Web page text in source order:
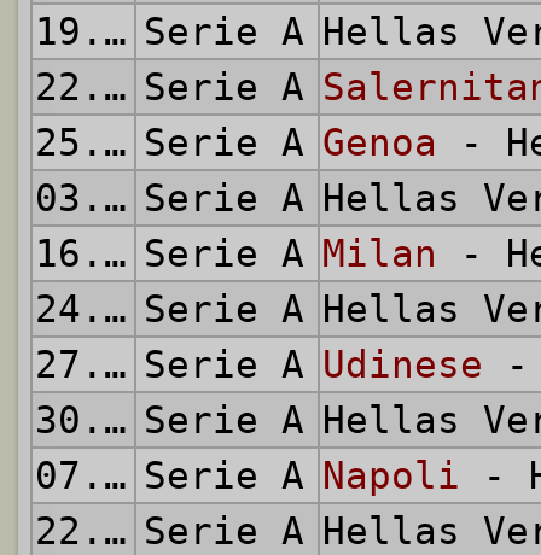
19.09.2021 Serie A Hellas
22.09.2021 Serie A
25.09.2021 Serie A Genoa -
03.10.2021 Serie A Hellas
16.10.2021 Serie A Milan -
24.10.2021 Serie A Hellas
27.10.2021 Serie A Udinese -
30.10.2021 Serie A Hellas
07.11.2021 Serie A Napoli -
22.11.2021 Serie A Hellas